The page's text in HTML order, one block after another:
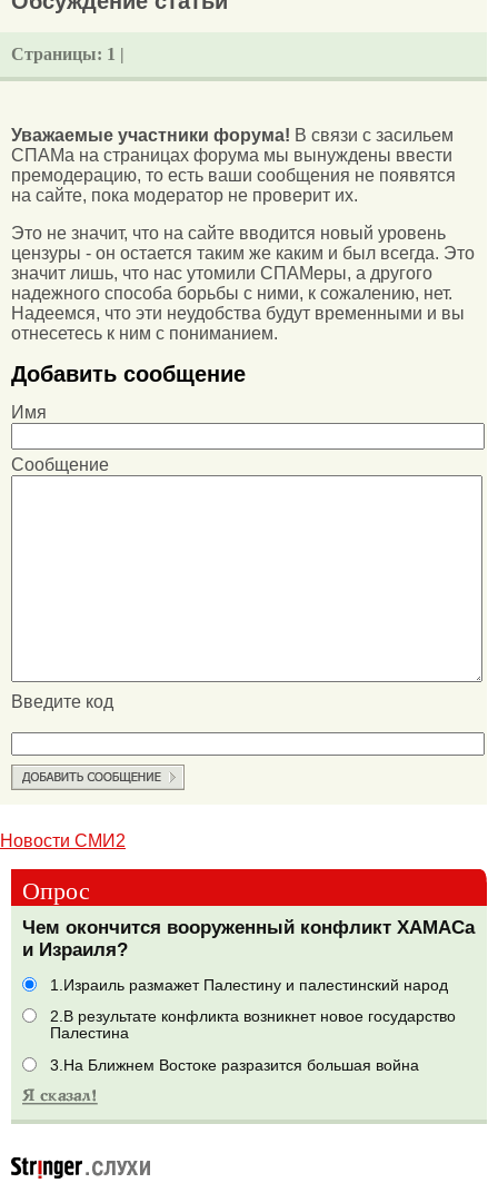
Страницы: 1 |
Уважаемые участники форума! В связи с засильем
СПАМа на страницах форума мы вынуждены ввести
премодерацию, то есть ваши сообщения не появятся
на сайте, пока модератор не проверит их.
Это не значит, что на сайте вводится новый уровень
цензуры - он остается таким же каким и был всегда. Это
значит лишь, что нас утомили СПАМеры, а другого
надежного способа борьбы с ними, к сожалению, нет.
Надеемся, что эти неудобства будут временными и вы
отнесетесь к ним с пониманием.
Добавить сообщение
Имя
Сообщение
Введите код
Новости СМИ2
Опрос
Чем окончится вооруженный конфликт ХАМАСа
и Израиля?
1.Израиль размажет Палестину и палестинский народ
2.В результате конфликта возникнет новое государство
Палестина
3.На Ближнем Востоке разразится большая война